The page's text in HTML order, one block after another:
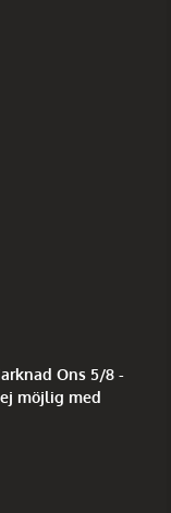
Ons 5/8 -
möjlig med